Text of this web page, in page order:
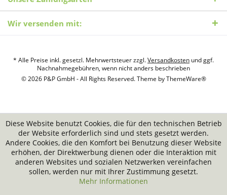
Wir versenden mit:
* Alle Preise inkl. gesetzl. Mehrwertsteuer zzgl.Versandkosten und ggf.
Nachnahmegebühren, wenn nicht anders beschrieben
© 2026 P&P GmbH - All Rights Reserved. Theme byThemeWare®
Diese Website benutzt Cookies, die für den technischen Betrieb
der Website erforderlich sind und stets gesetzt werden.
Andere Cookies, die den Komfort bei Benutzung dieser Website
erhöhen, der Direktwerbung dienen oder die Interaktion mit
anderen Websites und sozialen Netzwerken vereinfachen
sollen, werden nur mit Ihrer Zustimmung gesetzt.
Mehr Informationen